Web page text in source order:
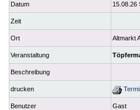
Datum 15.08.26
Zeit
Ort Altmarkt
Veranstaltung
Beschreibung
drucken
Benutzer Gast